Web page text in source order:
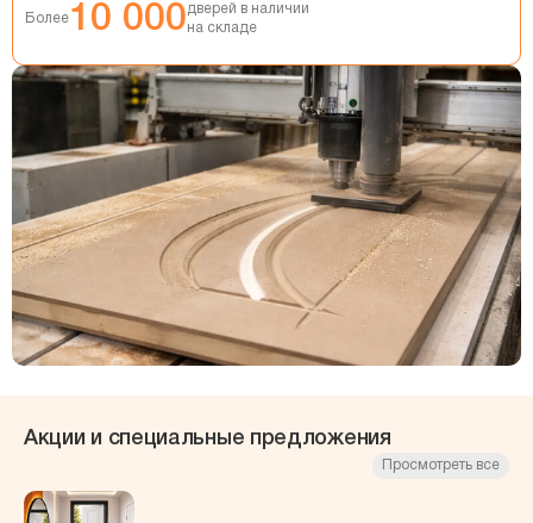
Более10 000дверей в наличии
на складе
Акции и специальные предложения
Просмотреть все